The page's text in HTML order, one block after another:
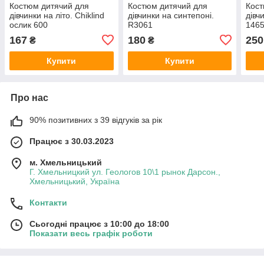
Костюм дитячий для
дівчинки на літо. Chiklind
ослик 600
167 ₴
Купити
Костюм дитячий для
дівчинки на синтепоні.
R3061
180₴
Купити
250
Про нас
90% позитивних з 39 відгуків за рік
Працює з 30.03.2023
м. Хмельницький
Г. Хмельницкий ул. Геологов 10\1 рынок Дарсон.,
Хмельницький, Україна
Контакти
Сьогодні працює з 10:00 до 18:00
Показати весь графік роботи